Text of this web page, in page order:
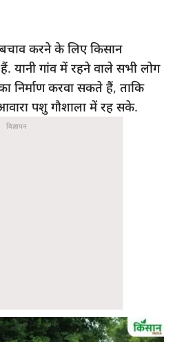
करने के लिए किसान
यानी गांव में रहने वाले सभी लोग
निर्माण करवा सकते हैं, ताकि
पशु गौशाला में रह सके.